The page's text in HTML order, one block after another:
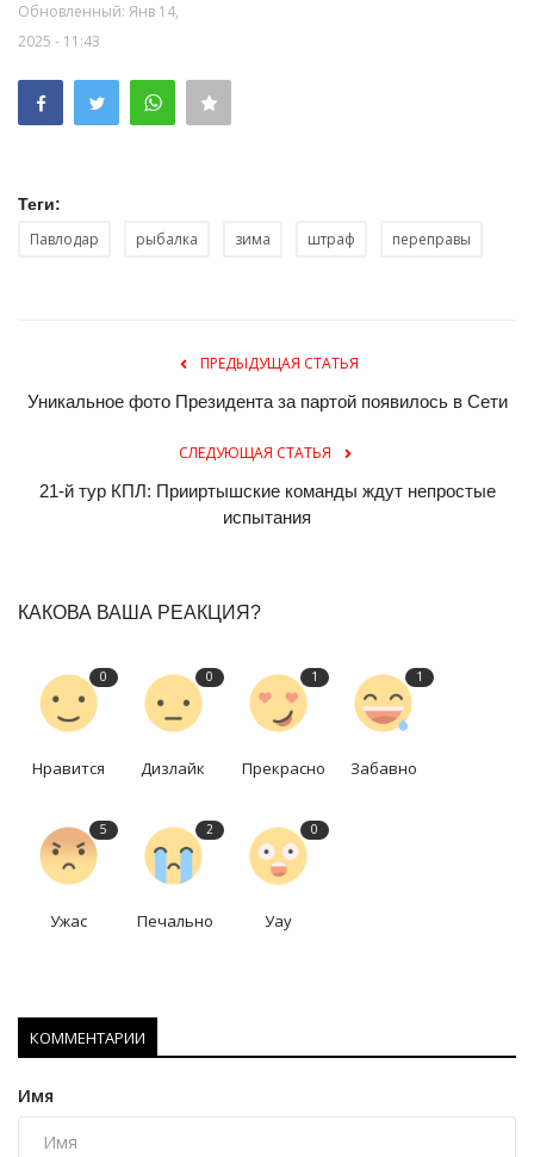
Обновленный: Янв 14,
2025 - 11:43
Теги:
Павлодар рыбалка зима штраф переправы
ПРЕДЫДУЩАЯ СТАТЬЯ
Уникальное фото Президента за партой появилось в Сети
СЛЕДУЮЩАЯ СТАТЬЯ
21-й тур КПЛ: Прииртышские команды ждут непростые
испытания
КАКОВА ВАША РЕАКЦИЯ?
0
Нравится
0
Дизлайк
1
Прекрасно
1
Забавно
5
Ужас
2
Печально
0
Уау
КОММЕНТАРИИ
Имя